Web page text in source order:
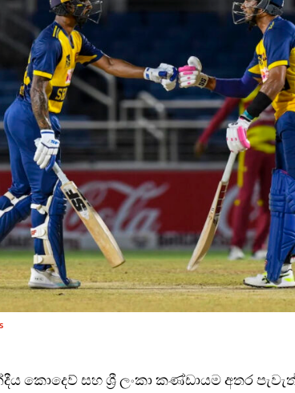
කොදෙව් සහ ශ්‍රී ලංකා කණ්ඩායම අතර